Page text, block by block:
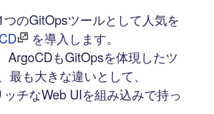
のGitOpsツールとして人気を
を導入します。
ArgoCDもGitOpsを体現したツ
最も大きな違いとして、
チなWeb UIを組み込みで持っ